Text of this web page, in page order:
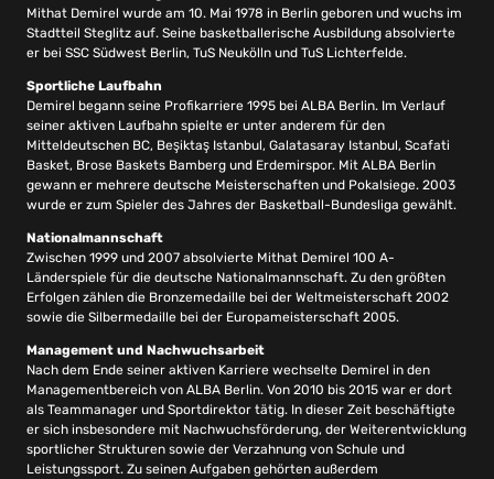
Mithat Demirel wurde am 10. Mai 1978 in Berlin geboren und wuchs im
Stadtteil Steglitz auf. Seine basketballerische Ausbildung absolvierte
er bei SSC Südwest Berlin, TuS Neukölln und TuS Lichterfelde.
Sportliche Laufbahn
Demirel begann seine Profikarriere 1995 bei ALBA Berlin. Im Verlauf
seiner aktiven Laufbahn spielte er unter anderem für den
Mitteldeutschen BC, Beşiktaş Istanbul, Galatasaray Istanbul, Scafati
Basket, Brose Baskets Bamberg und Erdemirspor. Mit ALBA Berlin
gewann er mehrere deutsche Meisterschaften und Pokalsiege. 2003
wurde er zum Spieler des Jahres der Basketball-Bundesliga gewählt.
Nationalmannschaft
Zwischen 1999 und 2007 absolvierte Mithat Demirel 100 A-
Länderspiele für die deutsche Nationalmannschaft. Zu den größten
Erfolgen zählen die Bronzemedaille bei der Weltmeisterschaft 2002
sowie die Silbermedaille bei der Europameisterschaft 2005.
Management und Nachwuchsarbeit
Nach dem Ende seiner aktiven Karriere wechselte Demirel in den
Managementbereich von ALBA Berlin. Von 2010 bis 2015 war er dort
als Teammanager und Sportdirektor tätig. In dieser Zeit beschäftigte
er sich insbesondere mit Nachwuchsförderung, der Weiterentwicklung
sportlicher Strukturen sowie der Verzahnung von Schule und
Leistungssport. Zu seinen Aufgaben gehörten außerdem